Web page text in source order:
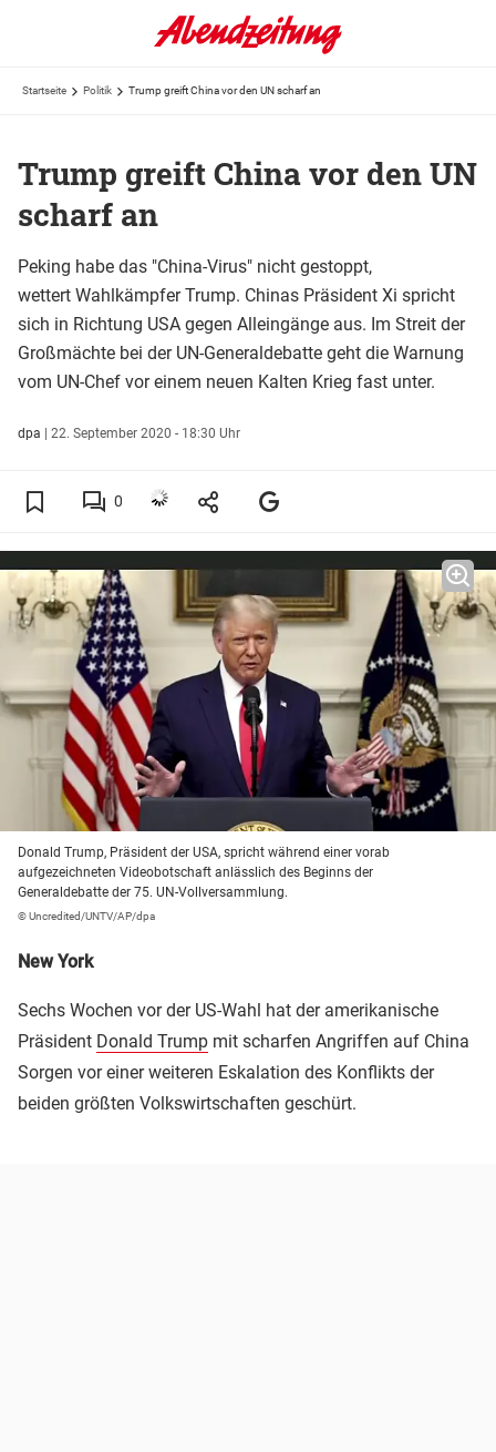
Startseite Politik Trump greift China vor den UN scharf an
Trump greift China vor den UN
scharf an
Peking habe das "China-Virus" nicht gestoppt,
wettert Wahlkämpfer Trump. Chinas Präsident Xi spricht
sich in Richtung USA gegen Alleingänge aus. Im Streit der
Großmächte bei der UN-Generaldebatte geht die Warnung
vom UN-Chef vor einem neuen Kalten Krieg fast unter.
dpa | 22. September 2020 - 18:30 Uhr
0
Donald Trump, Präsident der USA, spricht während einer vorab
aufgezeichneten Videobotschaft anlässlich des Beginns der
Generaldebatte der 75. UN-Vollversammlung.
© Uncredited/UNTV/AP/dpa
New York
Sechs Wochen vor der US-Wahl hat der amerikanische
Präsident Donald Trump mit scharfen Angriffen auf China
Sorgen vor einer weiteren Eskalation des Konflikts der
beiden größten Volkswirtschaften geschürt.